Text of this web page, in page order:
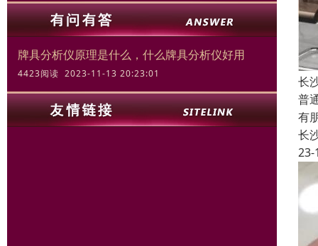
牌具分析仪原理是什么，什么牌具分析仪好用
4423阅读 2023-11-13 20:23:01
长
普
有
长
23-